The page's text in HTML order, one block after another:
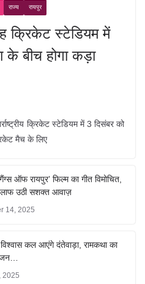
राज्य रायपुर
क्रिकेट स्टेडियम में
के बीच होगा कड़ा
क्रिकेट स्टेडियम में 3 दिसंबर को
मैच के लिए
ऑफ रायपुर’ फिल्म का गीत विमोचित,
उठी सशक्त आवाज़
14, 2025
कल आएंगे दंतेवाड़ा, रामकथा का
2025